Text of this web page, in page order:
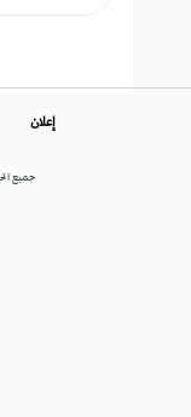
جميع
إعلان